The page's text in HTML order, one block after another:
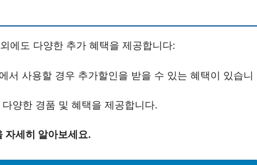
에도 다양한 추가 혜택을 제공합니다:
서 사용할 경우 추가할인을 받을 수 있는 혜택이 있습니
양한 경품 및 혜택을 제공합니다.
자세히 알아보세요.